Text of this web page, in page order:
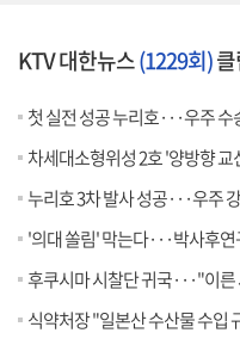
KTV 대한뉴스(1229회)
첫 실전 성공 누리호···우주 수
차세대소형위성 2호 '양방향 교신
누리호 3차 발사 성공···우주 강
'의대 쏠림' 막는다···박사후
후쿠시마 시찰단 귀국···"이
식약처장 "일본산 수산물 수입